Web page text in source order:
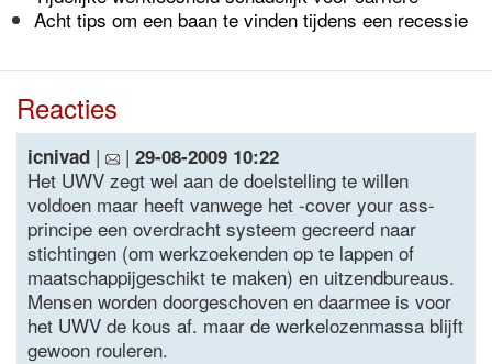
Acht tips om een baan te vinden tijdens een recessie
Reacties
icnivad | | 29-08-2009 10:22
Het UWV zegt wel aan de doelstelling te willen
voldoen maar heeft vanwege het -cover your ass-
principe een overdracht systeem gecreerd naar
stichtingen (om werkzoekenden op te lappen of
maatschappijgeschikt te maken) en uitzendbureaus.
Mensen worden doorgeschoven en daarmee is voor
het UWV de kous af. maar de werkelozenmassa blijft
gewoon rouleren.